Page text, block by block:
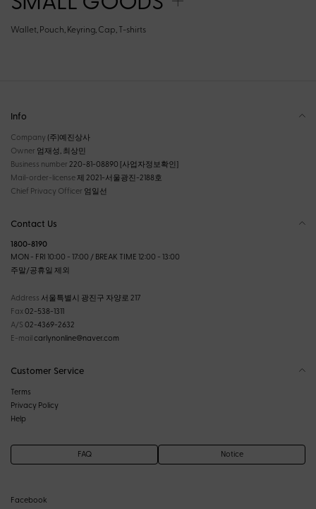
Wallet, Pouch, Keyring, Cap, T-shirts
Info
Company (주)예진상사
Owner 엄재성, 최상민
Business number 220-81-08890 [사업자정보확인]
Mail-order-license 제 2021-서울광진-2188호
Chief Privacy Officer 엄일선
Contact Us
1800-8190
MON - FRI 10:00 - 17:00 / BREAK TIME 12:00 - 13:00
주말/공휴일 제외
Address 서울특별시 광진구 자양로 217
Fax02-538-1311
A/S 02-4369-2632
E-mailcarlynonline@naver.com
Customer Service
Terms
Privacy Policy
Help
FAQ Notice
Facebook